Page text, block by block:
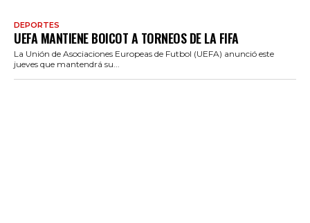
DEPORTES
UEFA MANTIENE BOICOT A TORNEOS DE LA FIFA
La Unión de Asociaciones Europeas de Futbol (UEFA) anunció este
jueves que mantendrá su...